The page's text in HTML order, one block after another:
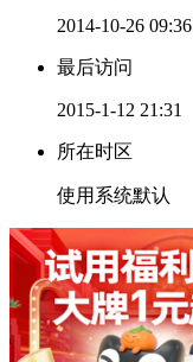
2014-10-26 09:36
最后访问
2015-1-12 21:31
所在时区
使用系统默认